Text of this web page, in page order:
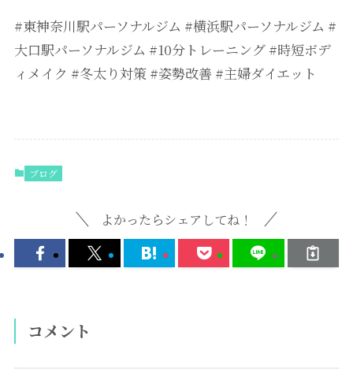
#東神奈川駅パーソナルジム #横浜駅パーソナルジム #
大口駅パーソナルジム #10分トレーニング #時短ボデ
ィメイク #冬太り対策 #姿勢改善 #主婦ダイエット
ブログ
よかったらシェアしてね！
コメント